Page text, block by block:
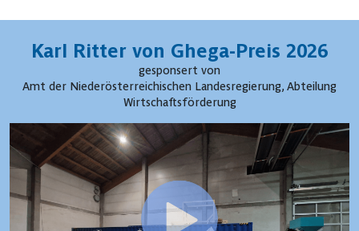
Karl Ritter von Ghega-Preis 2026
gesponsert von
Amt der Niederösterreichischen Landesregierung, Abteilung
Wirtschaftsförderung